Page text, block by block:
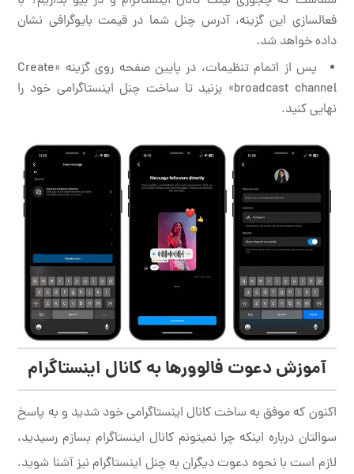
فعالسازی این گزینه، آدرس چنل شما در قیمت بایوگرافی نشان
داده خواهد شد.
پس از اتمام تنظیمات، در پایین صفحه روی گزینه «Create
broadcast channel» بزنید تا ساخت چنل اینستاگرامی خود را
نهایی کنید.
آموزش دعوت فالوورها به کانال اینستاگرام
اکنون که موفق به ساخت کانال اینستاگرامی خود شدید و به پاسخ
سوالتان درباره اینکه چرا نمیتونم کانال اینستاگرام بسازم رسیدید،
لازم است با نحوه دعوت دیگران به چنل اینستاگرام نیز آشنا شوید.